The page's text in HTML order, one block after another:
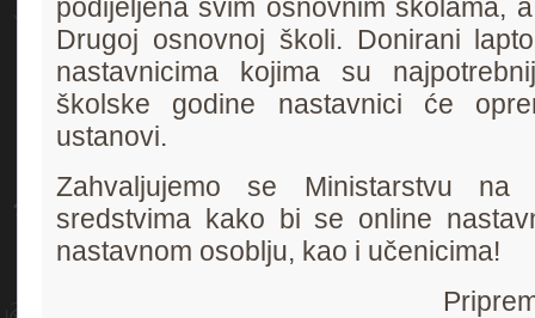
podijeljena svim osnovnim školama,
Drugoj osnovnoj školi. Donirani
nastavnicima kojima su
školske godine nastavnici će
ustanovi.
Zahvaljujemo se Ministarstvu
sredstvima kako bi se online
nastavnom osoblju, kao i učenicima!